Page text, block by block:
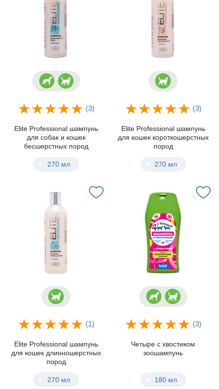
(3)
Elite Professional шампунь
для собак и кошек
бесшерстных пород
270 мл
(3)
Elite Professional шампунь
для кошек короткошерстных
пород
270 мл
(1)
Elite Professional шампунь
для кошек длинношерстных
пород
270 мл
(3)
Четыре с хвостиком
зоошампунь
180 мл